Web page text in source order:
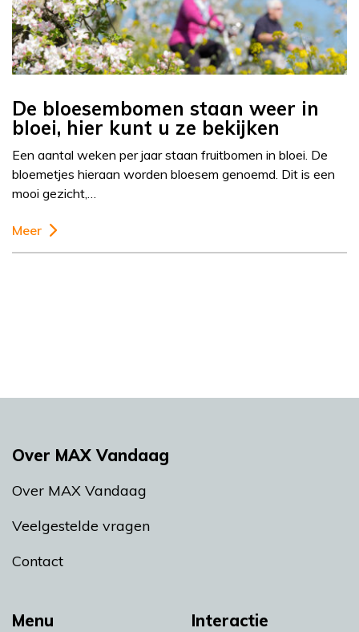
De bloesembomen staan weer in
bloei, hier kunt u ze bekijken
Een aantal weken per jaar staan fruitbomen in bloei. De
bloemetjes hieraan worden bloesem genoemd. Dit is een
mooi gezicht,…
Meer
Menu Interactie
Over MAX Vandaag
Over MAX Vandaag
Veelgestelde vragen
Contact